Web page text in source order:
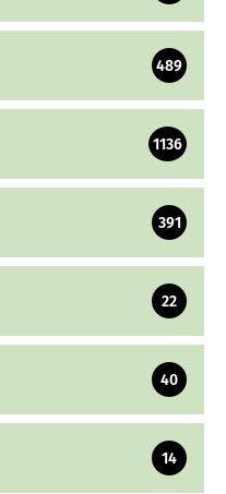
489
1136
391
22
40
14